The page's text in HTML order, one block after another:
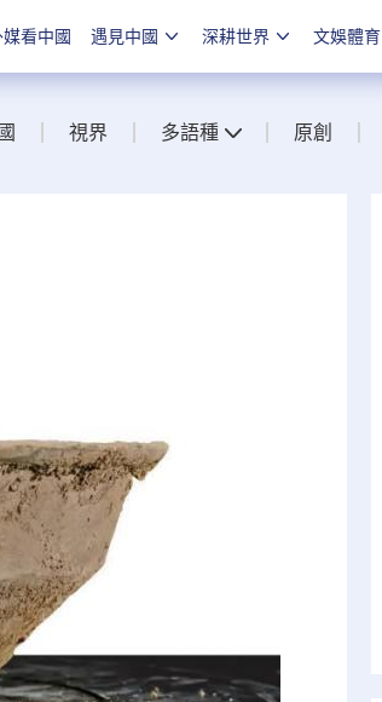
媒看中國 遇見中國 深耕世界 文娛體育
視界 多語種 原創